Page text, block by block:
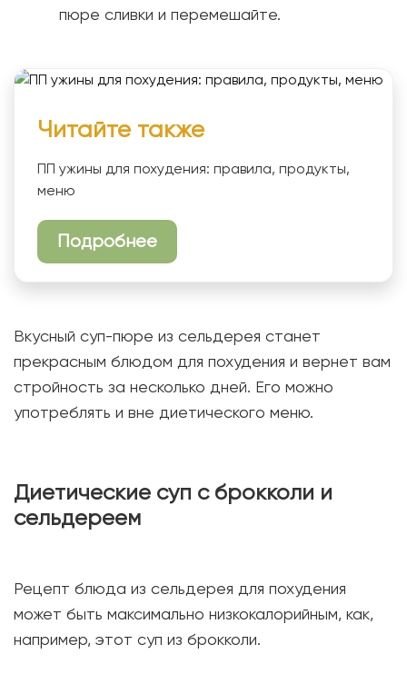
пюре сливки и перемешайте.
Читайте также
ПП ужины для похудения: правила, продукты,
меню
Подробнее
Вкусный суп-пюре из сельдерея станет
прекрасным блюдом для похудения и вернет вам
стройность за несколько дней. Его можно
употреблять и вне диетического меню.
Диетические суп с брокколи и
сельдереем
Рецепт блюда из сельдерея для похудения
может быть максимально низкокалорийным, как,
например, этот суп из брокколи.